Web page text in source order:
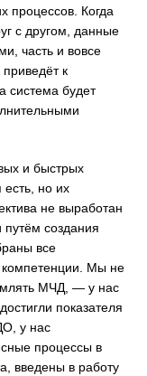
процессов. Когда
с другом, данные
часть и вовсе
к
система будет
и быстрых
но их
не выработан
создания
все
компетенции. Мы не
МЧД, — у нас
показателя
у нас
процессы в
введены в работу